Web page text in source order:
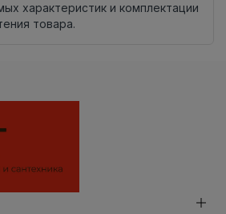
характеристик и комплектации
товара.